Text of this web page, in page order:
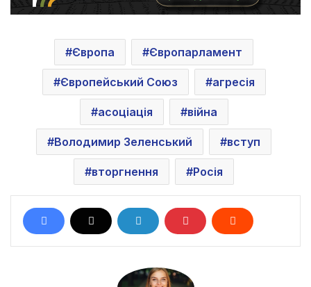
Європа Європарламент
Європейський Союз агресія
асоціація війна
Володимир Зеленський вступ
вторгнення Росія